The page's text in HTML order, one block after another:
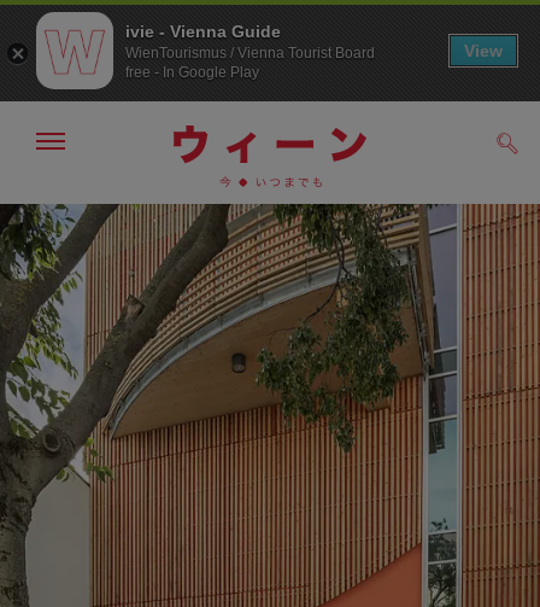
メ
ニ
ュ
ー
へ
こ
の
ペ
ー
ジ
の
ト
ッ
プ
へ
メ
ー
の
表
示・
非
表
示
す
る
ivie - Vienna Guide
WienTourismus / Vienna Tourist Board
free - In Google Play
View